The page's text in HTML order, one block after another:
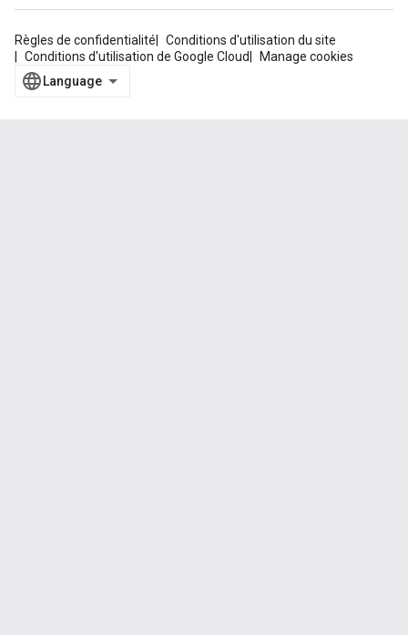
Règles de confidentialité
Conditions d'utilisation du site
Conditions d'utilisation de Google Cloud
Manage cookies